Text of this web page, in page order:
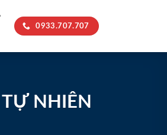
0933.707.707
NHIÊN